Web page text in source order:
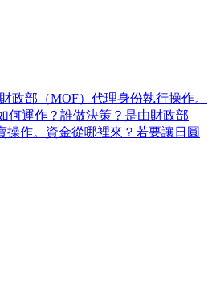
政部（MOF）代理身份執行操作。
何運作？誰做決策？是由財政部
操作。資金從哪裡來？若要讓日圓